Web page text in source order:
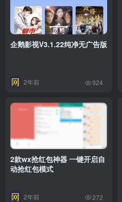
企鹅影视V3.1.22纯净无广告版
2年前 924
2款wx抢红包神器 一键开启自
动抢红包模式
2年前 272